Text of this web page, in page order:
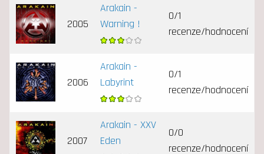
2005
Arakain -
Warning !
0/1
recenze/hodnocení
2006
Arakain -
Labyrint
0/1
recenze/hodnocení
2007
Arakain - XXV
Eden
0/0
recenze/hodnocení